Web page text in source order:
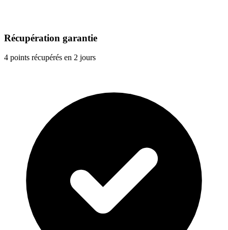
Récupération garantie
4 points récupérés en 2 jours